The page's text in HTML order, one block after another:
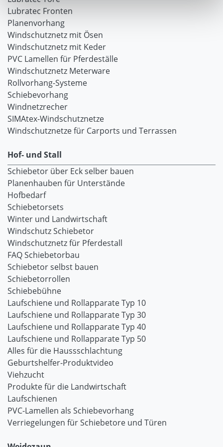
Lubratec Fronten
Planenvorhang
Windschutznetz mit Ösen
Windschutznetz mit Keder
PVC Lamellen für Pferdeställe
Windschutznetz Meterware
Rollvorhang-Systeme
Schiebevorhang
Windnetzrecher
SIMAtex-Windschutznetze
Windschutznetze für Carports und Terrassen
Hof- und Stall
Schiebetor über Eck selber bauen
Planenhauben für Unterstände
Hofbedarf
Schiebetorsets
Winter und Landwirtschaft
Windschutz Schiebetor
Windschutznetz für Pferdestall
FAQ Schiebetorbau
Schiebetor selbst bauen
Schiebetorrollen
Schiebebühne
Laufschiene und Rollapparate Typ 10
Laufschiene und Rollapparate Typ 30
Laufschiene und Rollapparate Typ 40
Laufschiene und Rollapparate Typ 50
Alles für die Haussschlachtung
Geburtshelfer-Produktvideo
Viehzucht
Produkte für die Landwirtschaft
Laufschienen
PVC-Lamellen als Schiebevorhang
Verriegelungen für Schiebetore und Türen